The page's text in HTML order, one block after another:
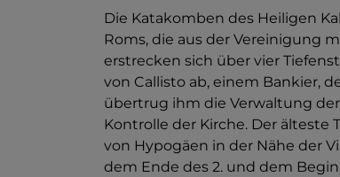
Die Katakomben des Heiligen
Roms, die aus der Vereinigung
erstrecken sich über vier
von Callisto ab, einem Bankier,
übertrug ihm die Verwaltung
Kontrolle der Kirche. Der älteste
von Hypogäen in der Nähe der
dem Ende des 2. und dem